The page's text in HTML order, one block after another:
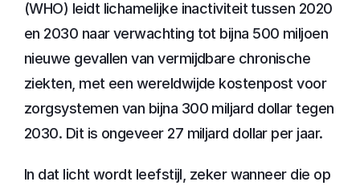
(WHO) leidt lichamelijke inactiviteit tussen 2020
en 2030 naar verwachting tot bijna 500 miljoen
nieuwe gevallen van vermijdbare chronische
ziekten, met een wereldwijde kostenpost voor
zorgsystemen van bijna 300 miljard dollar tegen
2030. Dit is ongeveer 27 miljard dollar per jaar.
In dat licht wordt leefstijl, zeker wanneer die op